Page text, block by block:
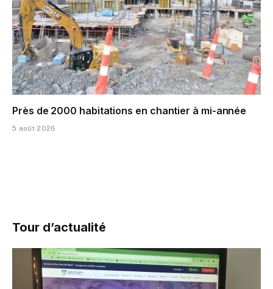
Près de 2000 habitations en chantier à mi-année
5 août 2026
Tour d’actualité